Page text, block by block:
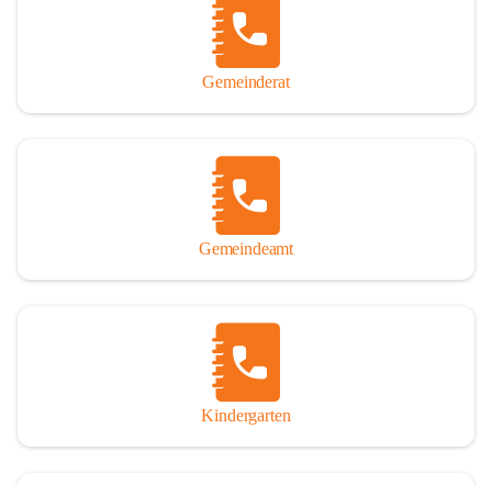
Gemeinderat
Gemeindeamt
Kindergarten